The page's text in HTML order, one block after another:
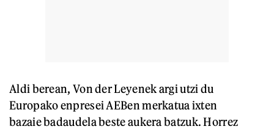
Aldi berean, Von der Leyenek argi utzi du
Europako enpresei AEBen merkatua ixten
bazaie badaudela beste aukera batzuk. Horrez